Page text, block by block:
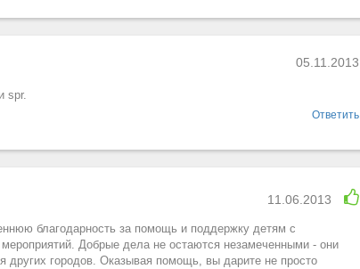
05.11.2013
spr.
Ответить
11.06.2013
благодарность за помощь и поддержку детям с
Добрые дела не остаются незамеченными - они
других городов. Оказывая помощь, вы дарите не просто